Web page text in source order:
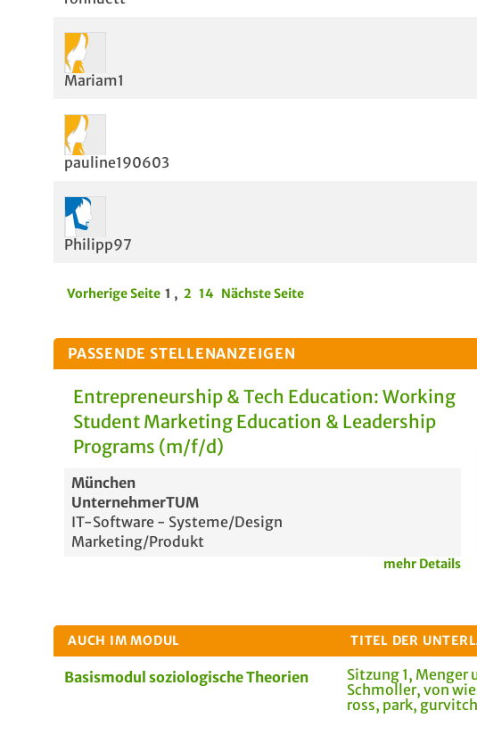
Mariam1
pauline190603
Philipp97
Vorherige Seite 1 , 2 14 Nächste Seite
PASSENDE STELLENANZEIGEN
Entrepreneurship & Tech Education: Working
Student Marketing Education & Leadership
Programs (m/f/d)
München
UnternehmerTUM
IT-Software - Systeme/Design
Marketing/Produkt
mehr Details
AUCH IM MODUL TITEL DER
Basismodul soziologische Theorien
Sitzung 1, Menger
Schmoller, von
ross, park, gurvitch